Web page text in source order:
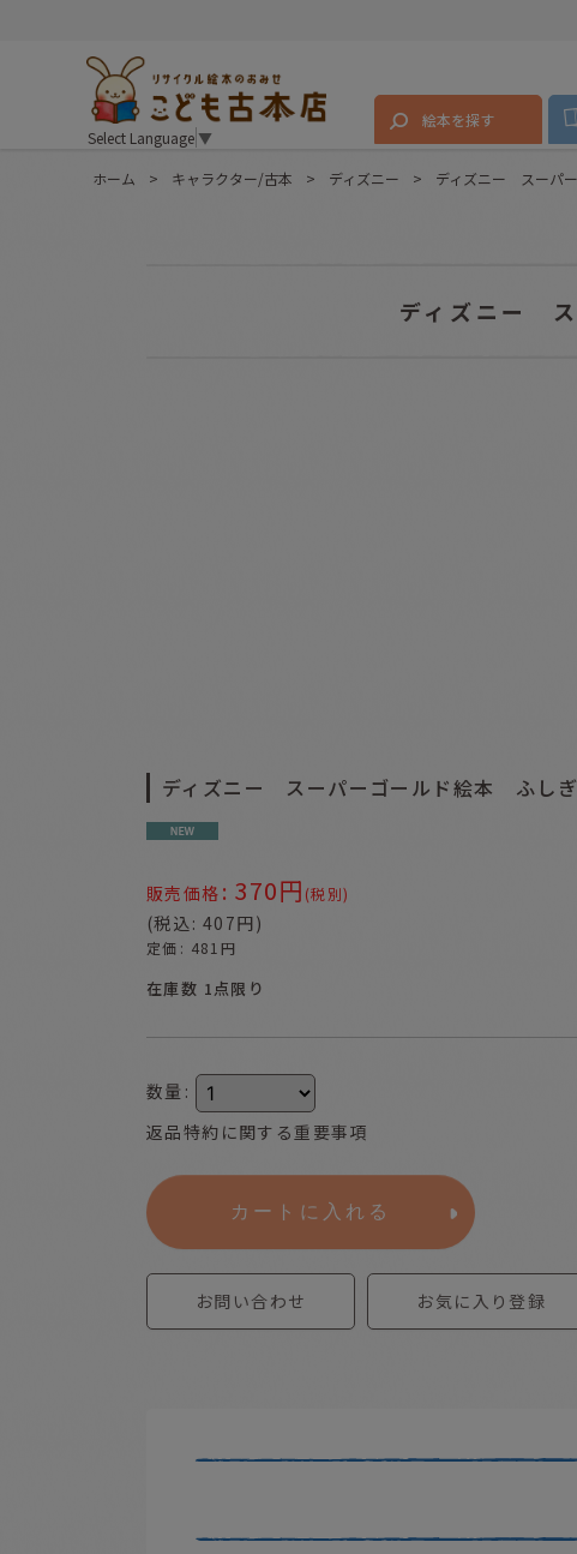
Select Language▼
絵本を探す
ホーム > キャラクター/古本 > ディズニー > ディズニー スーパ
ディズニー
ディズニー スーパーゴールド絵本 ふし
販売価格 : 370円 (税別)
(税込: 407円)
定価 : 481 円
在庫数 1点限り
数量 :
返品特約に関する重要事項
カートに入れる
お問い合わせ お気に入り登録